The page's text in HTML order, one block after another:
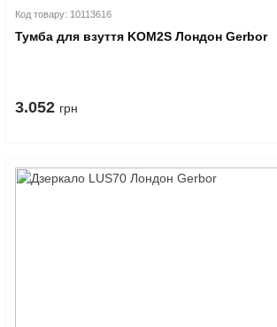
Код товару: 10113616
Тумба для взуття KOM2S Лондон Gerbor
3.052 грн